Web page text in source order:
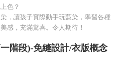
色？
，讓孩子實際動手玩藍染，學習各種
感，充滿驚喜。令人期待！
階段)-免縫設計/衣版概念